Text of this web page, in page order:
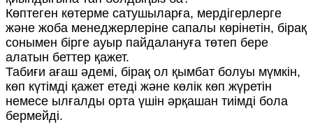
Көптеген көтерме сатушыларға, мердігерлерге
және жоба менеджерлеріне сапалы көрінетін, бірақ
сонымен бірге ауыр пайдалануға төтеп бере
алатын беттер қажет.
Табиғи ағаш әдемі, бірақ ол қымбат болуы мүмкін,
көп күтімді қажет етеді және көлік көп жүретін
немесе ылғалды орта үшін әрқашан тиімді бола
бермейді.